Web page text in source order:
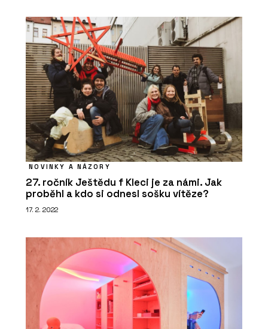
NOVINKY A NÁZORY
27. ročník Ještědu f Kleci je za námi. Jak
proběhl a kdo si odnesl sošku vítěze?
17. 2. 2022